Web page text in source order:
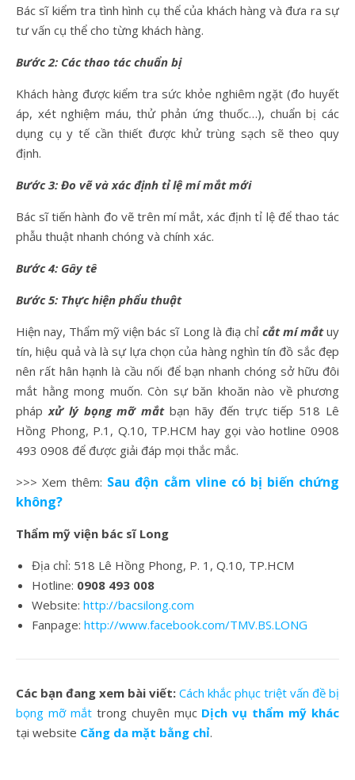
Bác sĩ kiểm tra tình hình cụ thể của khách hàng và đưa ra sự
tư vấn cụ thể cho từng khách hàng.
Bước 2: Các thao tác chuẩn bị
Khách hàng được kiểm tra sức khỏe nghiêm ngặt (đo huyết
áp, xét nghiệm máu, thử phản ứng thuốc…), chuẩn bị các
dụng cụ y tế cần thiết được khử trùng sạch sẽ theo quy
định.
Bước 3: Đo vẽ và xác định tỉ lệ mí mắt mới
Bác sĩ tiến hành đo vẽ trên mí mắt, xác định tỉ lệ để thao tác
phẫu thuật nhanh chóng và chính xác.
Bước 4: Gây tê
Bước 5: Thực hiện phẩu thuật
Hiện nay, Thẩm mỹ viện bác sĩ Long là điạ chỉ cắt mí mắtuy
tín, hiệu quả và là sự lựa chọn của hàng nghìn tín đồ sắc đẹp
nên rất hân hạnh là cầu nối để bạn nhanh chóng sở hữu đôi
mắt hằng mong muốn. Còn sự băn khoăn nào về phương
phápxử lý bọng mỡ mắtbạn hãy đến trực tiếp 518 Lê
Hồng Phong, P.1, Q.10, TP.HCM hay gọi vào hotline 0908
493 0908 để được giải đáp mọi thắc mắc.
>>> Xem thêm: Sau độn cằm vline có bị biến chứng
không?
Thẩm mỹ viện bác sĩ Long
Địa chỉ: 518 Lê Hồng Phong, P. 1, Q.10, TP.HCM
Hotline: 0908 493 008
Website: http://bacsilong.com
Fanpage: http://www.facebook.com/TMV.BS.LONG
Các bạn đang xem bài viết: Cách khắc phục triệt vấn đề bị
bọng mỡ mắttrong chuyên mục Dịch vụ thẩm mỹ khác
tại website Căng da mặt bằng chỉ.